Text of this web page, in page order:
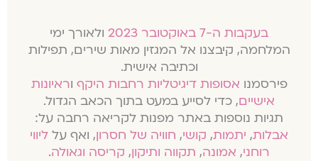
בעקבות ה-7 באוקטובר 2023
ולאורך ימי
המלחמה, קיבצנו אל המגזין מאות שירים, תפילות
וכתיבה אישית.
פירסמנו אסופות דיגיטליות רחבות היקףוראיונות
אישיים, כדי לסייע במעט בתוך הכאב הגדול.
תגיות נוספות באתר מפנות לקריאה רחבה על:
אבלות, יתמות, קושי, חוויה של חסרון, ואף על ליווי
רוחני, אמונה, תקווה ותיקון, קריסה וגאולה.